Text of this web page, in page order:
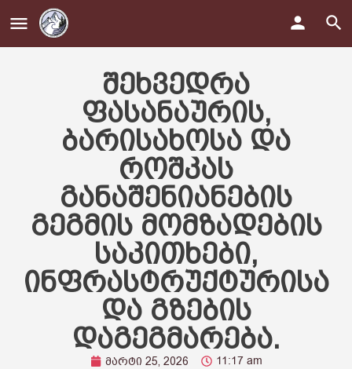
შეხვედრა
ფასანაურის,
ბარისახოსა და
როშკას
განაშენიანების
გეგმის მომზადების
საკითხები,
ინფრასტრუქტურისა
და გზების
დაგეგმარება.
მარტი 25, 2026 11:17 am